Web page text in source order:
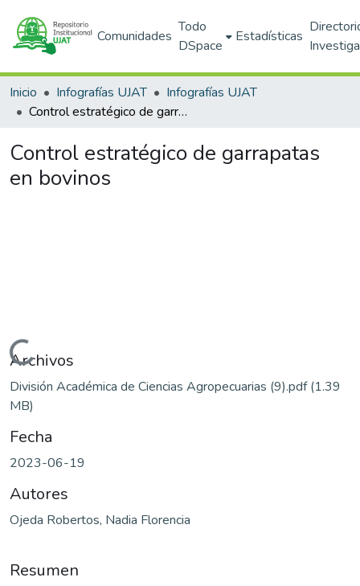
Comunidades
Todo
DSpace
Estadísticas
Inicio Infografías UJAT
Infografías UJAT
Control estratégico de garrapatas en bovinos
Control estratégico de garrapatas
en bovinos
Cargando...
Archivos
División Académica de Ciencias Agropecuarias (9).pdf(1.39
MB)
Fecha
2023-06-19
Autores
Ojeda Robertos, Nadia Florencia
Resumen